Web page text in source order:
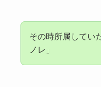
その時所属してい
ノレ」